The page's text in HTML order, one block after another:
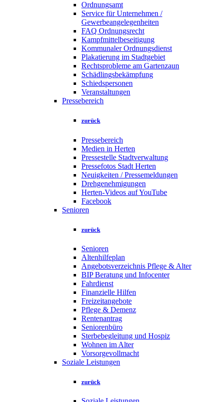
Ordnungsamt
Service für Unternehmen /
Gewerbeangelegenheiten
FAQ Ordnungsrecht
Kampfmittelbeseitigung
Kommunaler Ordnungsdienst
Plakatierung im Stadtgebiet
Rechtsprobleme am Gartenzaun
Schädlingsbekämpfung
Schiedspersonen
Veranstaltungen
Pressebereich
zurück
Pressebereich
Medien in Herten
Pressestelle Stadtverwaltung
Pressefotos Stadt Herten
Neuigkeiten / Pressemeldungen
Drehgenehmigungen
Herten-Videos auf YouTube
Facebook
Senioren
zurück
Senioren
Altenhilfeplan
Angebotsverzeichnis Pflege & Alter
BIP Beratung und Infocenter
Fahrdienst
Finanzielle Hilfen
Freizeitangebote
Pflege & Demenz
Rentenantrag
Seniorenbüro
Sterbebegleitung und Hospiz
Wohnen im Alter
Vorsorgevollmacht
Soziale Leistungen
zurück